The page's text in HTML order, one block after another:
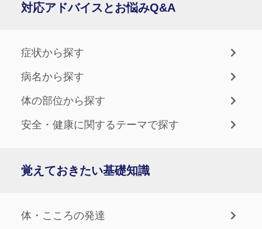
対応アドバイスとお悩みQ&A
症状から探す
病名から探す
体の部位から探す
安全・健康に関するテーマで探す
覚えておきたい基礎知識
体・こころの発達